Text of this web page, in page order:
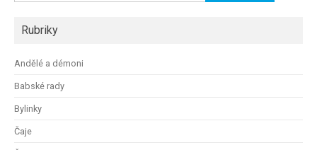
Rubriky
Andělé a démoni
Babské rady
Bylinky
Čaje